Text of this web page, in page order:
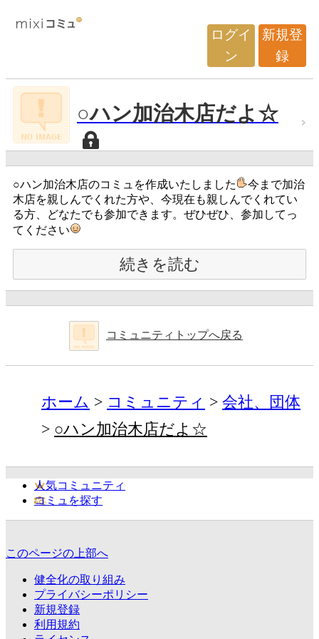
ログイ
ン
新規登
録
○ハン加治木店だよ☆
○ハン加治木店のコミュを作成いたしました
今まで加治
木店を親しんでくれた方や、今現在も親しんでくれてい
る方、どなたでも参加できます。ぜひぜひ、参加してっ
てください
続きを読む
コミュニティトップへ戻る
ホーム コミュニティ
会社、団体
○ハン加治木店だよ☆
人気コミュニティ
コミュを探す
このページの上部へ
健全化の取り組み
プライバシーポリシー
新規登録
利用規約